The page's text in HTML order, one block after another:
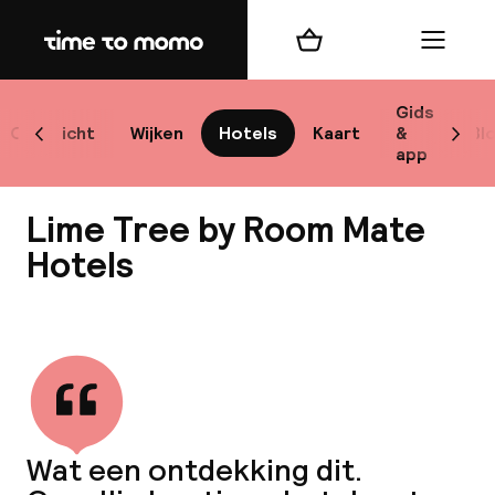
Home
Overzicht Wijken Hotels Kaart
Gids
&
app
Scroll naar links
Winkelmand Menu
Lime Tree by Room Mate
Hotels
Wat een ontdekking dit.